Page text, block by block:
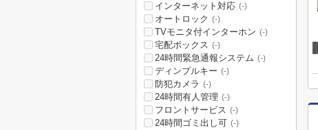
インターネット対応 (-)
オートロック (-)
TVモニタ付インターホン (-)
宅配ボックス (-)
24時間緊急通報システム (-)
ディンプルキー (-)
防犯カメラ (-)
24時間有人管理 (-)
フロントサービス (-)
24時間ゴミ出し可 (-)